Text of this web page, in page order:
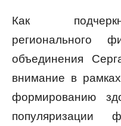
Как
регионального
объединения
внимание в
формированию
популяризации